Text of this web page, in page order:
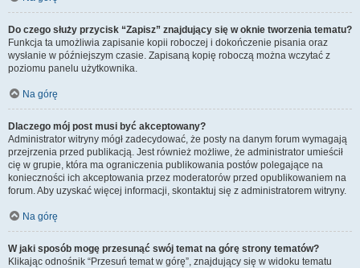
Do czego służy przycisk “Zapisz” znajdujący się w oknie tworzenia tematu?
Funkcja ta umożliwia zapisanie kopii roboczej i dokończenie pisania oraz
wysłanie w późniejszym czasie. Zapisaną kopię roboczą można wczytać z
poziomu panelu użytkownika.
Na górę
Dlaczego mój post musi być akceptowany?
Administrator witryny mógł zadecydować, że posty na danym forum wymagają
przejrzenia przed publikacją. Jest również możliwe, że administrator umieścił
cię w grupie, która ma ograniczenia publikowania postów polegające na
konieczności ich akceptowania przez moderatorów przed opublikowaniem na
forum. Aby uzyskać więcej informacji, skontaktuj się z administratorem witryny.
Na górę
W jaki sposób mogę przesunąć swój temat na górę strony tematów?
Klikając odnośnik “Przesuń temat w górę”, znajdujący się w widoku tematu